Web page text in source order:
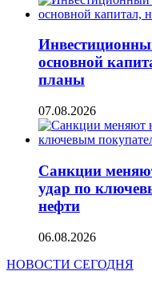
основной
планы
07.08.2026
Санкции
удар по
нефти
06.08.2026
НОВОСТИ СЕГОДНЯ